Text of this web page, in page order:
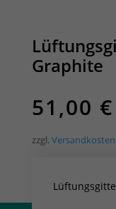
Graphite
51,00 €
zzgl. Versandkosten